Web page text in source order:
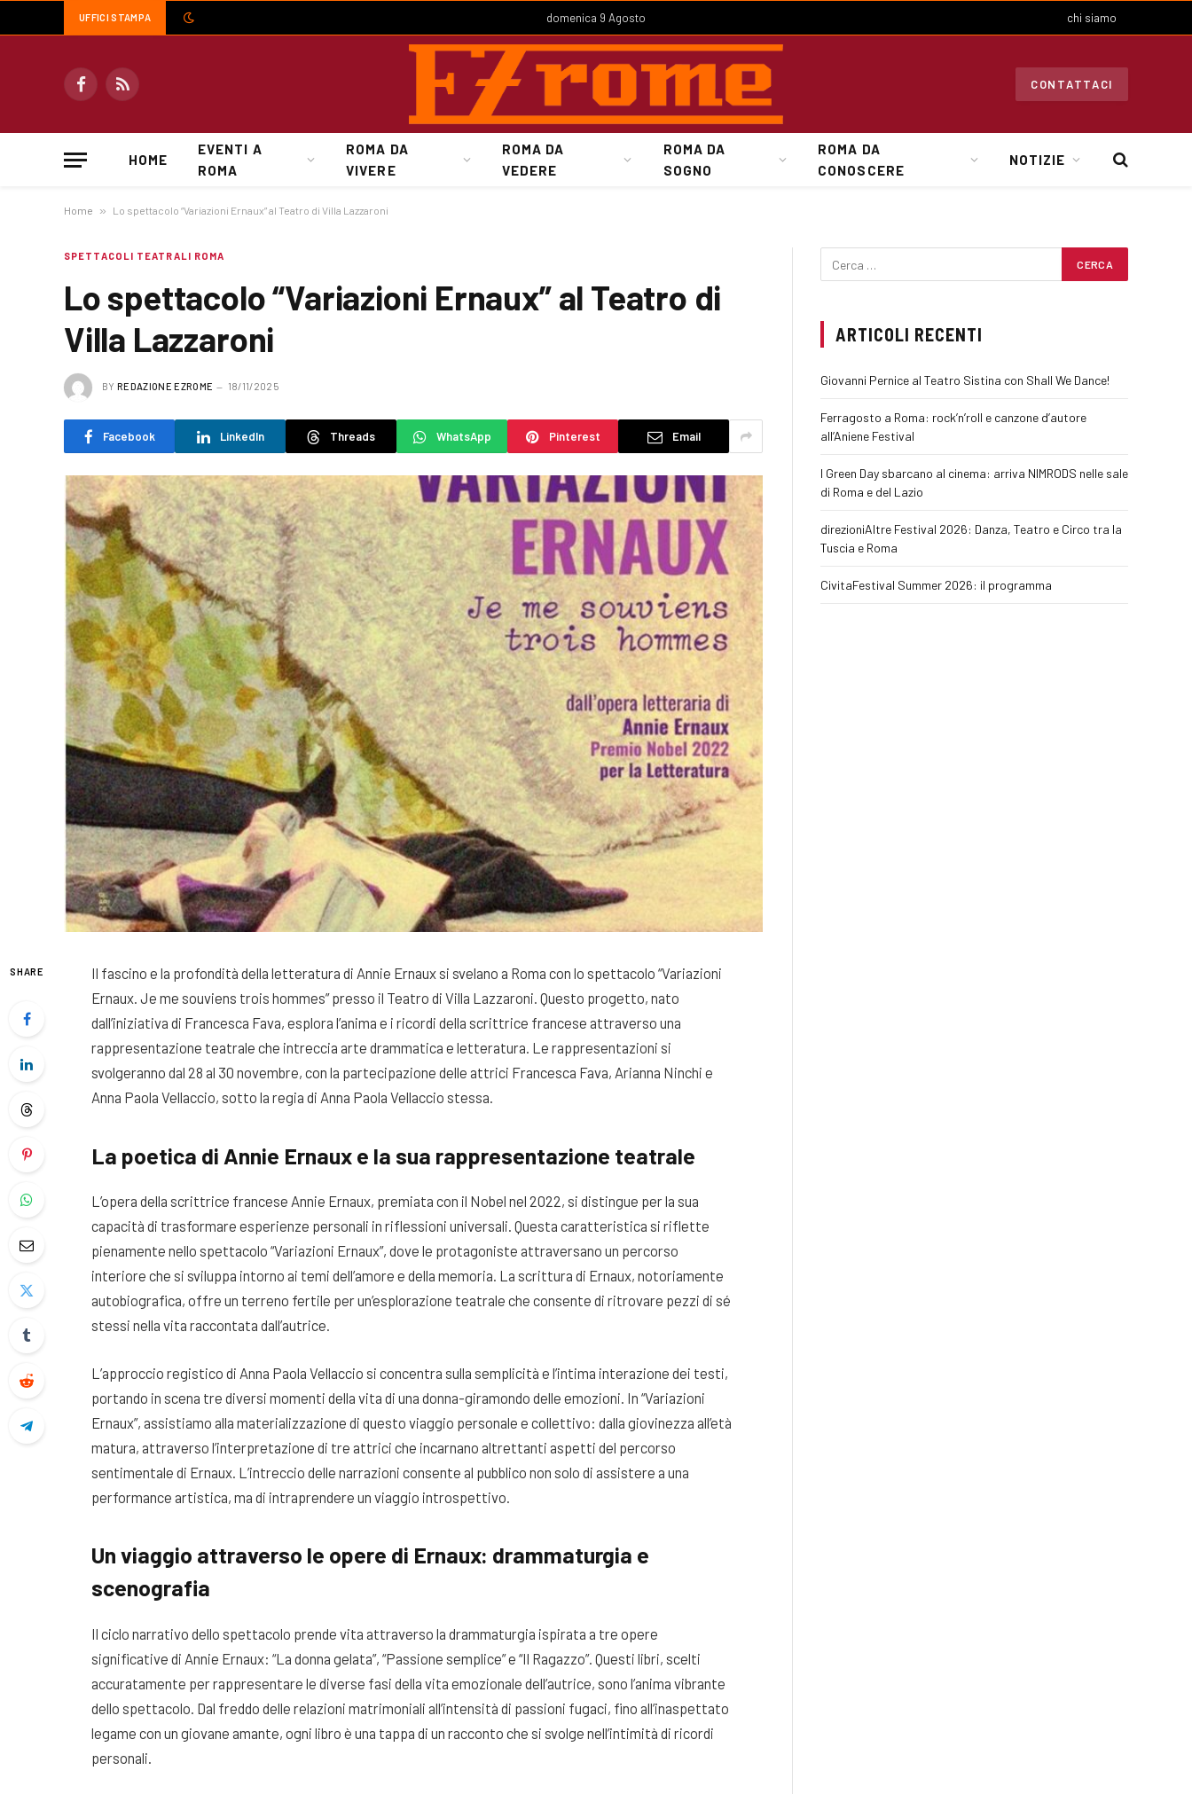
UFFICI STAMPA domenica 9 Agosto chi siamo
FacebookRSS
CONTATTACI
HOME
EVENTI A
ROMA
ROMA DA
VIVERE
ROMA DA
VEDERE
ROMA DA
SOGNO
ROMA DA
CONOSCERE
NOTIZIE
Home » Lo spettacolo “Variazioni Ernaux” al Teatro di Villa Lazzaroni
SPETTACOLI TEATRALI ROMA
Lo spettacolo “Variazioni Ernaux” al Teatro di
Villa Lazzaroni
BY REDAZIONE EZROME 18/11/2025
Facebook LinkedIn Threads WhatsApp Pinterest Email
SHARE
Il fascino e la profondità della letteratura di Annie Ernaux si svelano a Roma con lo spettacolo “Variazioni
Ernaux. Je me souviens trois hommes” presso il Teatro di Villa Lazzaroni. Questo progetto, nato
dall’iniziativa di Francesca Fava, esplora l’anima e i ricordi della scrittrice francese attraverso una
rappresentazione teatrale che intreccia arte drammatica e letteratura. Le rappresentazioni si
svolgeranno dal 28 al 30 novembre, con la partecipazione delle attrici Francesca Fava, Arianna Ninchi e
Anna Paola Vellaccio, sotto la regia di Anna Paola Vellaccio stessa.
La poetica di Annie Ernaux e la sua rappresentazione teatrale
L’opera della scrittrice francese Annie Ernaux, premiata con il Nobel nel 2022, si distingue per la sua
capacità di trasformare esperienze personali in riflessioni universali. Questa caratteristica si riflette
pienamente nello spettacolo “Variazioni Ernaux”, dove le protagoniste attraversano un percorso
interiore che si sviluppa intorno ai temi dell’amore e della memoria. La scrittura di Ernaux, notoriamente
autobiografica, offre un terreno fertile per un’esplorazione teatrale che consente di ritrovare pezzi di sé
stessi nella vita raccontata dall’autrice.
L’approccio registico di Anna Paola Vellaccio si concentra sulla semplicità e l’intima interazione dei testi,
portando in scena tre diversi momenti della vita di una donna-giramondo delle emozioni. In “Variazioni
Ernaux”, assistiamo alla materializzazione di questo viaggio personale e collettivo: dalla giovinezza all’età
matura, attraverso l’interpretazione di tre attrici che incarnano altrettanti aspetti del percorso
sentimentale di Ernaux. L’intreccio delle narrazioni consente al pubblico non solo di assistere a una
performance artistica, ma di intraprendere un viaggio introspettivo.
Un viaggio attraverso le opere di Ernaux: drammaturgia e
scenografia
Il ciclo narrativo dello spettacolo prende vita attraverso la drammaturgia ispirata a tre opere
significative di Annie Ernaux: “La donna gelata”, “Passione semplice” e “Il Ragazzo”. Questi libri, scelti
accuratamente per rappresentare le diverse fasi della vita emozionale dell’autrice, sono l’anima vibrante
dello spettacolo. Dal freddo delle relazioni matrimoniali all’intensità di passioni fugaci, fino all’inaspettato
legame con un giovane amante, ogni libro è una tappa di un racconto che si svolge nell’intimità di ricordi
personali.
ARTICOLI RECENTI
Giovanni Pernice al Teatro Sistina con Shall We Dance!
Ferragosto a Roma: rock’n’roll e canzone d’autore
all’Aniene Festival
I Green Day sbarcano al cinema: arriva NIMRODS nelle sale
di Roma e del Lazio
direzioniAltre Festival 2026: Danza, Teatro e Circo tra la
Tuscia e Roma
CivitaFestival Summer 2026: il programma